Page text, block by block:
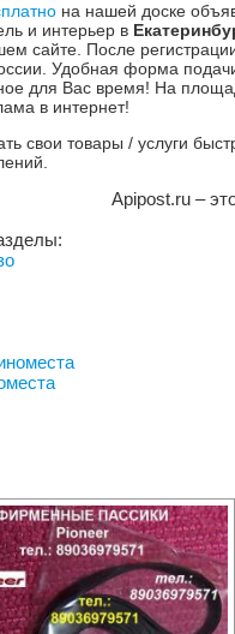
на нашей доске
и интерьер в
сайте. После
Удобная форма
для Вас время! На
в интернет!
свои товары / услуги
Apipost.ru –